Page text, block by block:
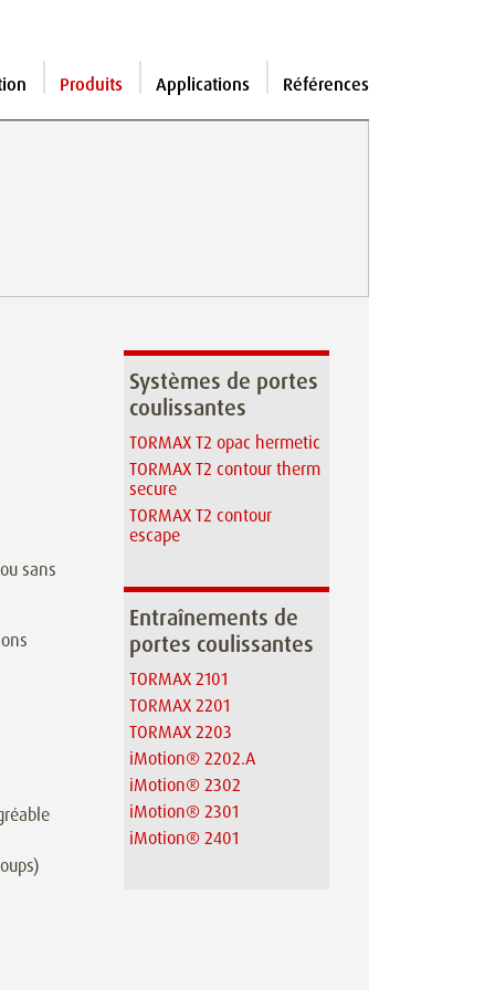
Produits Applications Références
sans
Systèmes de portes
coulissantes
TORMAX T2 opac hermetic
TORMAX T2 contour therm
secure
TORMAX T2 contour
escape
Entraînements de
portes coulissantes
TORMAX 2101
TORMAX 2201
TORMAX 2203
iMotion® 2202.A
iMotion® 2302
iMotion® 2301
iMotion® 2401